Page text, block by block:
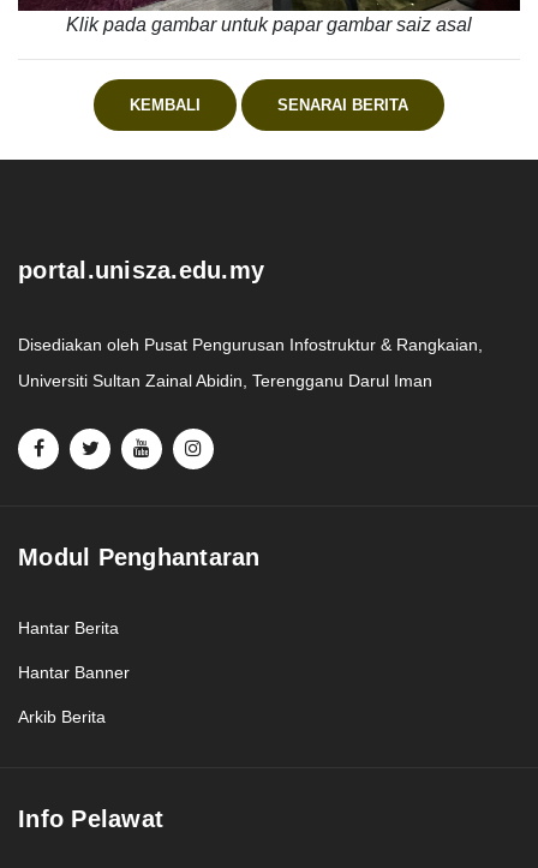
Klik pada gambar untuk papar gambar saiz asal
KEMBALI SENARAI BERITA
portal.unisza.edu.my
Disediakan oleh Pusat Pengurusan Infostruktur & Rangkaian,
Universiti Sultan Zainal Abidin, Terengganu Darul Iman
Modul Penghantaran
Hantar Berita
Hantar Banner
Arkib Berita
Info Pelawat